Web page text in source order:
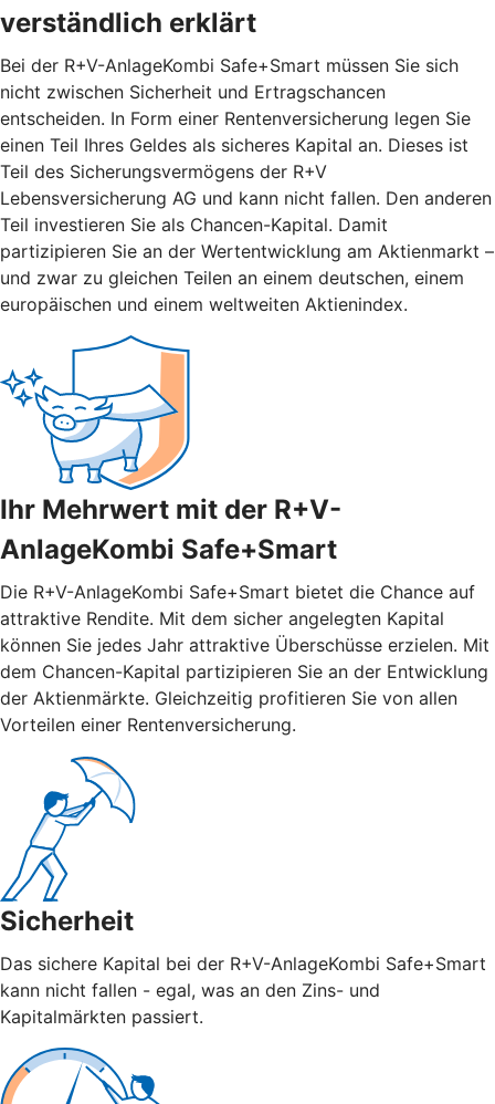
verständlich erklärt
Bei der R+V-AnlageKombi Safe+Smart müssen Sie sich
nicht zwischen Sicherheit und Ertragschancen
entscheiden. In Form einer Rentenversicherung legen Sie
einen Teil Ihres Geldes als sicheres Kapital an. Dieses ist
Teil des Sicherungsvermögens der R+V
Lebensversicherung AG und kann nicht fallen. Den anderen
Teil investieren Sie als Chancen-Kapital. Damit
partizipieren Sie an der Wertentwicklung am Aktienmarkt –
und zwar zu gleichen Teilen an einem deutschen, einem
europäischen und einem weltweiten Aktienindex.
Ihr Mehrwert mit der R+V-
AnlageKombi Safe+Smart
Die R+V-AnlageKombi Safe+Smart bietet die Chance auf
attraktive Rendite. Mit dem sicher angelegten Kapital
können Sie jedes Jahr attraktive Überschüsse erzielen. Mit
dem Chancen-Kapital partizipieren Sie an der Entwicklung
der Aktienmärkte. Gleichzeitig profitieren Sie von allen
Vorteilen einer Rentenversicherung.
Sicherheit
Das sichere Kapital bei der R+V-AnlageKombi Safe+Smart
kann nicht fallen - egal, was an den Zins- und
Kapitalmärkten passiert.